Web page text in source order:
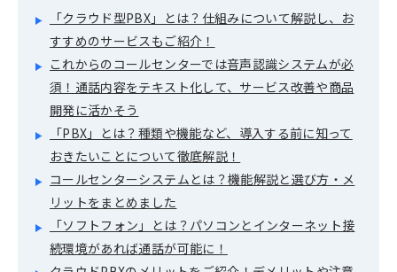
「クラウド型PBX」とは？仕組みについて解説し、お
すすめのサービスもご紹介！
これからのコールセンターでは音声認識システムが必
須！通話内容をテキスト化して、サービス改善や商品
開発に活かそう
「PBX」とは？種類や機能など、導入する前に知って
おきたいことについて徹底解説！
コールセンターシステムとは？機能解説と選び方・メ
リットをまとめました
「ソフトフォン」とは？パソコンとインターネット接
続環境があれば通話が可能に！